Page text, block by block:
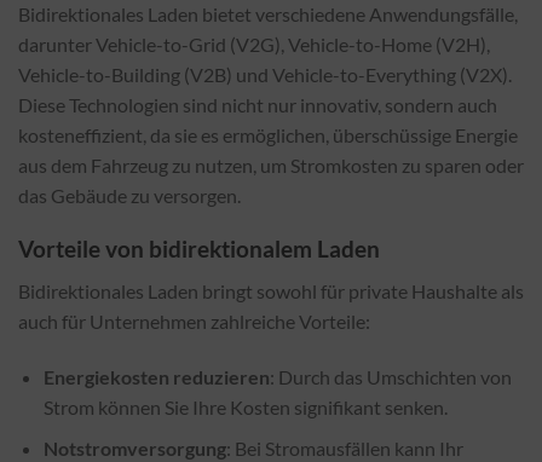
Bidirektionales Laden bietet verschiedene Anwendungsfälle,
darunter Vehicle-to-Grid (V2G), Vehicle-to-Home (V2H),
Vehicle-to-Building (V2B) und Vehicle-to-Everything (V2X).
Diese Technologien sind nicht nur innovativ, sondern auch
kosteneffizient, da sie es ermöglichen, überschüssige Energie
aus dem Fahrzeug zu nutzen, um Stromkosten zu sparen oder
das Gebäude zu versorgen.
Vorteile von bidirektionalem Laden
Bidirektionales Laden bringt sowohl für private Haushalte als
auch für Unternehmen zahlreiche Vorteile:
Energiekosten reduzieren: Durch das Umschichten von
Strom können Sie Ihre Kosten signifikant senken.
Notstromversorgung: Bei Stromausfällen kann Ihr